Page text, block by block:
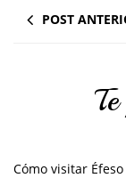
POST
Cómo visitar